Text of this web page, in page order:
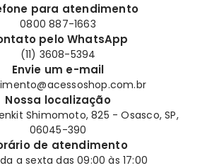
para atendimento
0800 887-1663
pelo WhatsApp
(11) 3608-5394
Envie um e-mail
Nossa localização
Shimomoto, 825 - Osasco, SP,
06045-390
de atendimento
a sexta das 09:00 às 17:00